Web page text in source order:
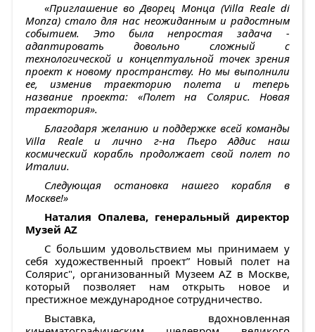
«Приглашение во Дворец Монца (Villa Reale di
Monza) стало для нас неожиданным и радостным
событием. Это была непростая задача -
адаптировать довольно сложный с
технологической и концептуальной точек зрения
проект к новому пространству. Но мы выполнили
ее, изменив траекторию полета и теперь
название проекта: «Полет на Солярис. Новая
траектория».
Благодаря желанию и поддержке всей команды
Villa Reale и лично г-на Пьеро Аддис наш
космический корабль продолжает свой полет по
Италии.
Следующая остановка нашего корабля в
Москве!»
Наталия Опалева, генеральный директор
Музей AZ
С большим удовольствием мы принимаем у
себя художественный проект” Новый полет на
Солярис", организованный Музеем АZ в Москве,
который позволяет нам открыть новое и
престижное международное сотрудничество.
Выставка, вдохновленная